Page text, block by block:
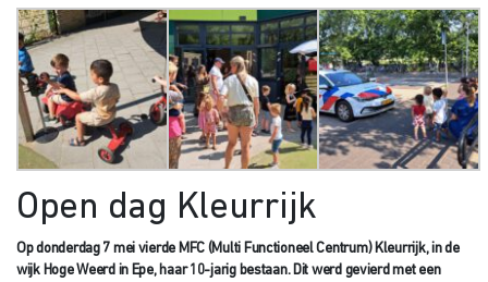
Open dag Kleurrijk
Op donderdag 7 mei vierde MFC (Multi Functioneel Centrum) Kleurrijk, in de
wijk Hoge Weerd in Epe, haar 10-jarig bestaan. Dit werd gevierd met een